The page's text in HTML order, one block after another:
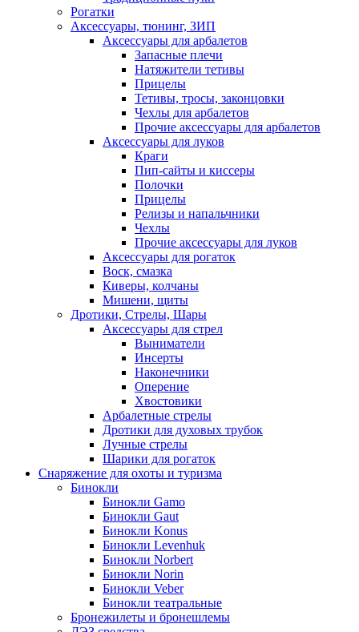
Рогатки
Аксессуары, тюнинг, ЗИП
Аксессуары для арбалетов
Запасные плечи
Натяжители тетивы
Прицелы
Тетивы, тросы, законцовки
Чехлы для арбалетов
Прочие аксессуары для арбалетов
Аксессуары для луков
Краги
Пип-сайты и киссеры
Полочки
Прицелы
Релизы и напальчники
Чехлы
Прочие аксессуары для луков
Аксессуары для рогаток
Воск, смазка
Киверы, колчаны
Мишени, щиты
Дротики, Стрелы, Шары
Аксессуары для стрел
Выниматели
Инсерты
Наконечники
Оперение
Хвостовики
Арбалетные стрелы
Дротики для духовых трубок
Лучные стрелы
Шарики для рогаток
Снаряжение для охоты и туризма
Бинокли
Бинокли Gamo
Бинокли Gaut
Бинокли Konus
Бинокли Levenhuk
Бинокли Norbert
Бинокли Norin
Бинокли Veber
Бинокли театральные
Бронежилеты и бронешлемы